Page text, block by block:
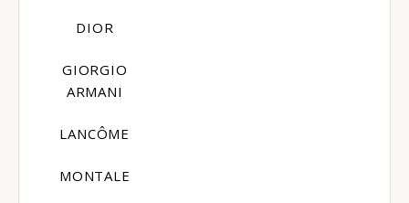
DIOR
GIORGIO
ARMANI
LANCÔME
MONTALE